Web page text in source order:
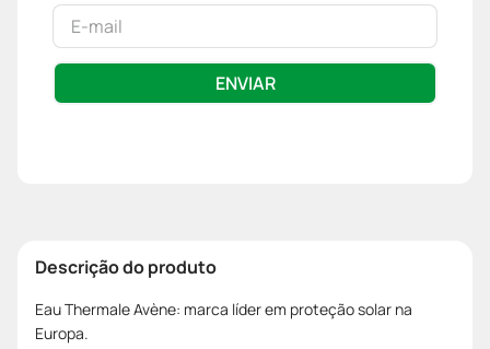
ENVIAR
Descrição do produto
Eau Thermale Avène: marca líder em proteção solar na
Europa.